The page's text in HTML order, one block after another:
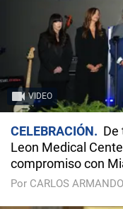
VIDEO
CELEBRACIÓN
De
Leon Medical
compromiso con
Por CARLOS